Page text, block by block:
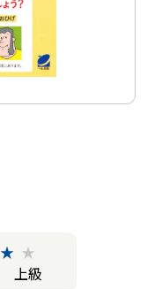
★ ★
上級